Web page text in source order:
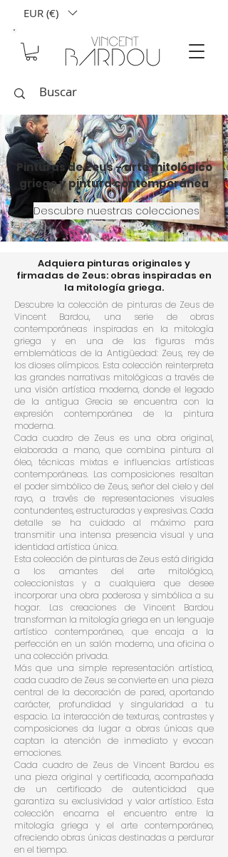
EUR (€)
Pinturas de Zeus - arte mitológico
griego y pintura contemporánea
Descubre nuestras colecciones
Adquiera pinturas originales y
firmadas de Zeus: obras inspiradas en
la mitología griega.
Descubre la colección de pinturas de Zeus de
Vincent Bardou, una serie de obras
contemporáneas inspiradas en la mitología
griega y en una de las figuras más
emblemáticas de la Antigüedad: Zeus, rey de
los dioses olímpicos. Esta colección reinterpreta
las grandes narrativas mitológicas a través de
una visión artística moderna, donde el legado
de la antigua Grecia se encuentra con la
expresión contemporánea de la pintura
moderna.
Cada cuadro de Zeus es una obra original,
elaborada a mano, que combina pintura al
óleo, técnicas mixtas e influencias artísticas
contemporáneas. Las composiciones resaltan
el poder simbólico de Zeus, señor del cielo y del
rayo, a través de representaciones visuales
contundentes, estructuradas y expresivas. Cada
detalle se ha cuidado al máximo para
transmitir una intensa presencia visual y una
identidad artística única.
Esta colección de pinturas de Zeus está dirigida
a los amantes del arte mitológico,
coleccionistas y a cualquiera que desee
incorporar una obra poderosa y simbólica a su
hogar. Las creaciones de Vincent Bardou
transforman la mitología griega en un lenguaje
artístico contemporáneo, que encaja a la
perfección en un salón moderno, una oficina o
una colección privada.
Más que una simple representación artística,
cada cuadro de Zeus se convierte en una pieza
central de la decoración de pared, aportando
carácter, profundidad y singularidad a tu
espacio. La interacción de texturas, contrastes y
composiciones da lugar a obras únicas que
captan la atención de inmediato y evocan
emociones.
Cada cuadro de Zeus de Vincent Bardou es
una pieza original y certificada, acompañada
de un certificado de autenticidad que
garantiza su exclusividad y valor artístico. Esta
colección encarna el encuentro entre la
mitología griega y el arte contemporáneo,
ofreciendo obras únicas destinadas a perdurar
en el tiempo.